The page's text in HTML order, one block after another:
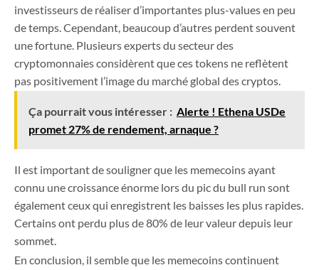
investisseurs de réaliser d’importantes plus-values en peu
de temps. Cependant, beaucoup d’autres perdent souvent
une fortune. Plusieurs experts du secteur des
cryptomonnaies considèrent que ces tokens ne reflètent
pas positivement l’image du marché global des cryptos.
Ça pourrait vous intéresser : Alerte ! Ethena USDe
promet 27% de rendement, arnaque ?
Il est important de souligner que les memecoins ayant
connu une croissance énorme lors du pic du bull run sont
également ceux qui enregistrent les baisses les plus rapides.
Certains ont perdu plus de 80% de leur valeur depuis leur
sommet.
En conclusion, il semble que les memecoins continuent